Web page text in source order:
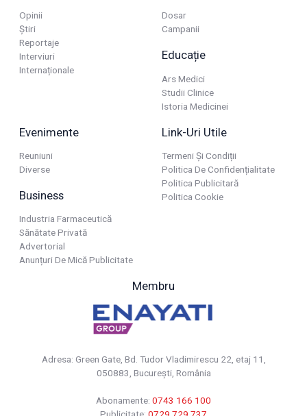
Opinii
Știri
Reportaje
Interviuri
Internaționale
Dosar
Campanii
Educație
Ars Medici
Studii Clinice
Istoria Medicinei
Evenimente
Reuniuni
Diverse
Business
Industria Farmaceutică
Sănătate Privată
Advertorial
Anunțuri De Mică Publicitate
Link-Uri Utile
Termeni Și Condiții
Politica De Confidențialitate
Politica Publicitară
Politica Cookie
Membru
Adresa: Green Gate, Bd. Tudor Vladimirescu 22, etaj 11,
050883, Bucureşti, România
Abonamente: 0743 166 100
Publicitate: 0729 729 737